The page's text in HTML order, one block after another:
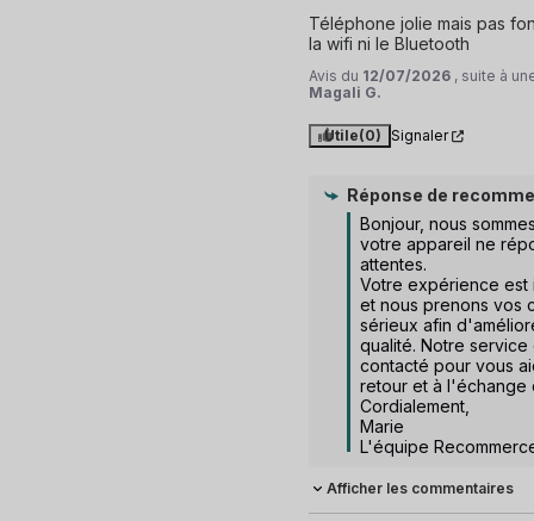
Téléphone jolie mais pas
la wifi ni le Bluetooth
Avis du 12/07/2026 , suite à
Magali G.
Utile(0) Signaler
Réponse de
Bonjour, nous
votre appareil ne
attentes.
Votre expérience est
et nous prenons vos
sérieux afin
qualité. Notre
contacté pour vous
retour et à l'échange
Cordialement,
Marie
L'équipe
Afficher les commentaires